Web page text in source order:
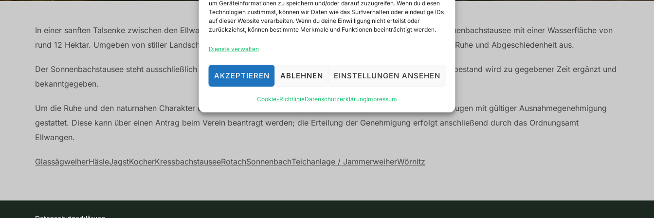
um Geräteinformationen zu speichern und/oder darauf zuzugreifen. Wenn du diesen
Technologien zustimmst, können wir Daten wie das Surfverhalten oder eindeutige IDs
auf dieser Website verarbeiten. Wenn du deine Einwilligung nicht erteilst oder
zurückziehst, können bestimmte Merkmale und Funktionen beeinträchtigt werden.
Dienste verwalten
AKZEPTIEREN ABLEHNEN EINSTELLUNGEN ANSEHEN
Cookie-RichtlinieDatenschutzerklärungImpressum
In einer sanften Talsenke zwischen den Ellwanger Ortsteilen Beersbach und Pfahlheim im Ostalbkreis liegt der Sonnenbachstausee mit einer Wasserfläche von
rund 12 Hektar. Umgeben von stiller Landschaft und fernab vom Trubel des Alltags strahlt der See eine besondere Ruhe und Abgeschiedenheit aus.
Der Sonnenbachstausee steht ausschließlich den Vereinsmitgliedern zum Angeln zur Verfügung. Der aktuelle Fischbestand wird zu gegebener Zeit ergänzt und
bekanntgegeben.
Um die Ruhe und den naturnahen Charakter des Gewässers zu bewahren, ist die Zufahrt ausschließlich Kraftfahrzeugen mit gültiger Ausnahmegenehmigung
gestattet. Diese kann über einen Antrag beim Verein beantragt werden; die Erteilung der Genehmigung erfolgt anschließend durch das Ordnungsamt
Ellwangen.
GlassägweiherHäsleJagstKocherKressbachstauseeRotachSonnenbachTeichanlage / JammerweiherWörnitz